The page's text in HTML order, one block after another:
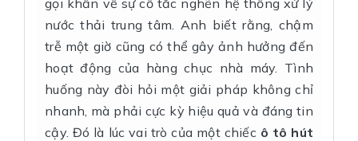
nước thải trung tâm. Anh biết rằng, chậm
trễ một giờ cũng có thể gây ảnh hưởng đến
hoạt động của hàng chục nhà máy. Tình
huống này đòi hỏi một giải pháp không chỉ
nhanh, mà phải cực kỳ hiệu quả và đáng tin
cậy. Đó là lúc vai trò của một chiếc ô tô hút